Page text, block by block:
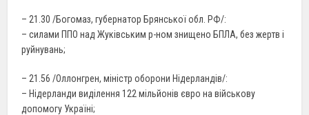
– 21.30 /Богомаз, губернатор Брянської обл. РФ/:
– силами ППО над Жуківським р-ном знищено БПЛА, без жертв і
руйнувань;
– 21.56 /Оллонгрен, міністр оборони Нідерландів/:
– Нідерланди виділення 122 мільйонів євро на військову
допомогу Україні;